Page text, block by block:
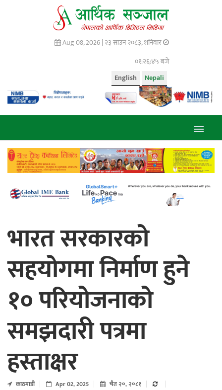
Aug 08, 2026 | २३ साउन २०८३, शनिवार
०१:२६:४५ बजे
Nepali
English
भारत सरकारको
सहयोगमा निर्माण हुने
१० परियोजनाको
समझदारी पत्रमा
हस्ताक्षर
काठमाडाैं Apr 02, 2025 चैत २०, २०८१